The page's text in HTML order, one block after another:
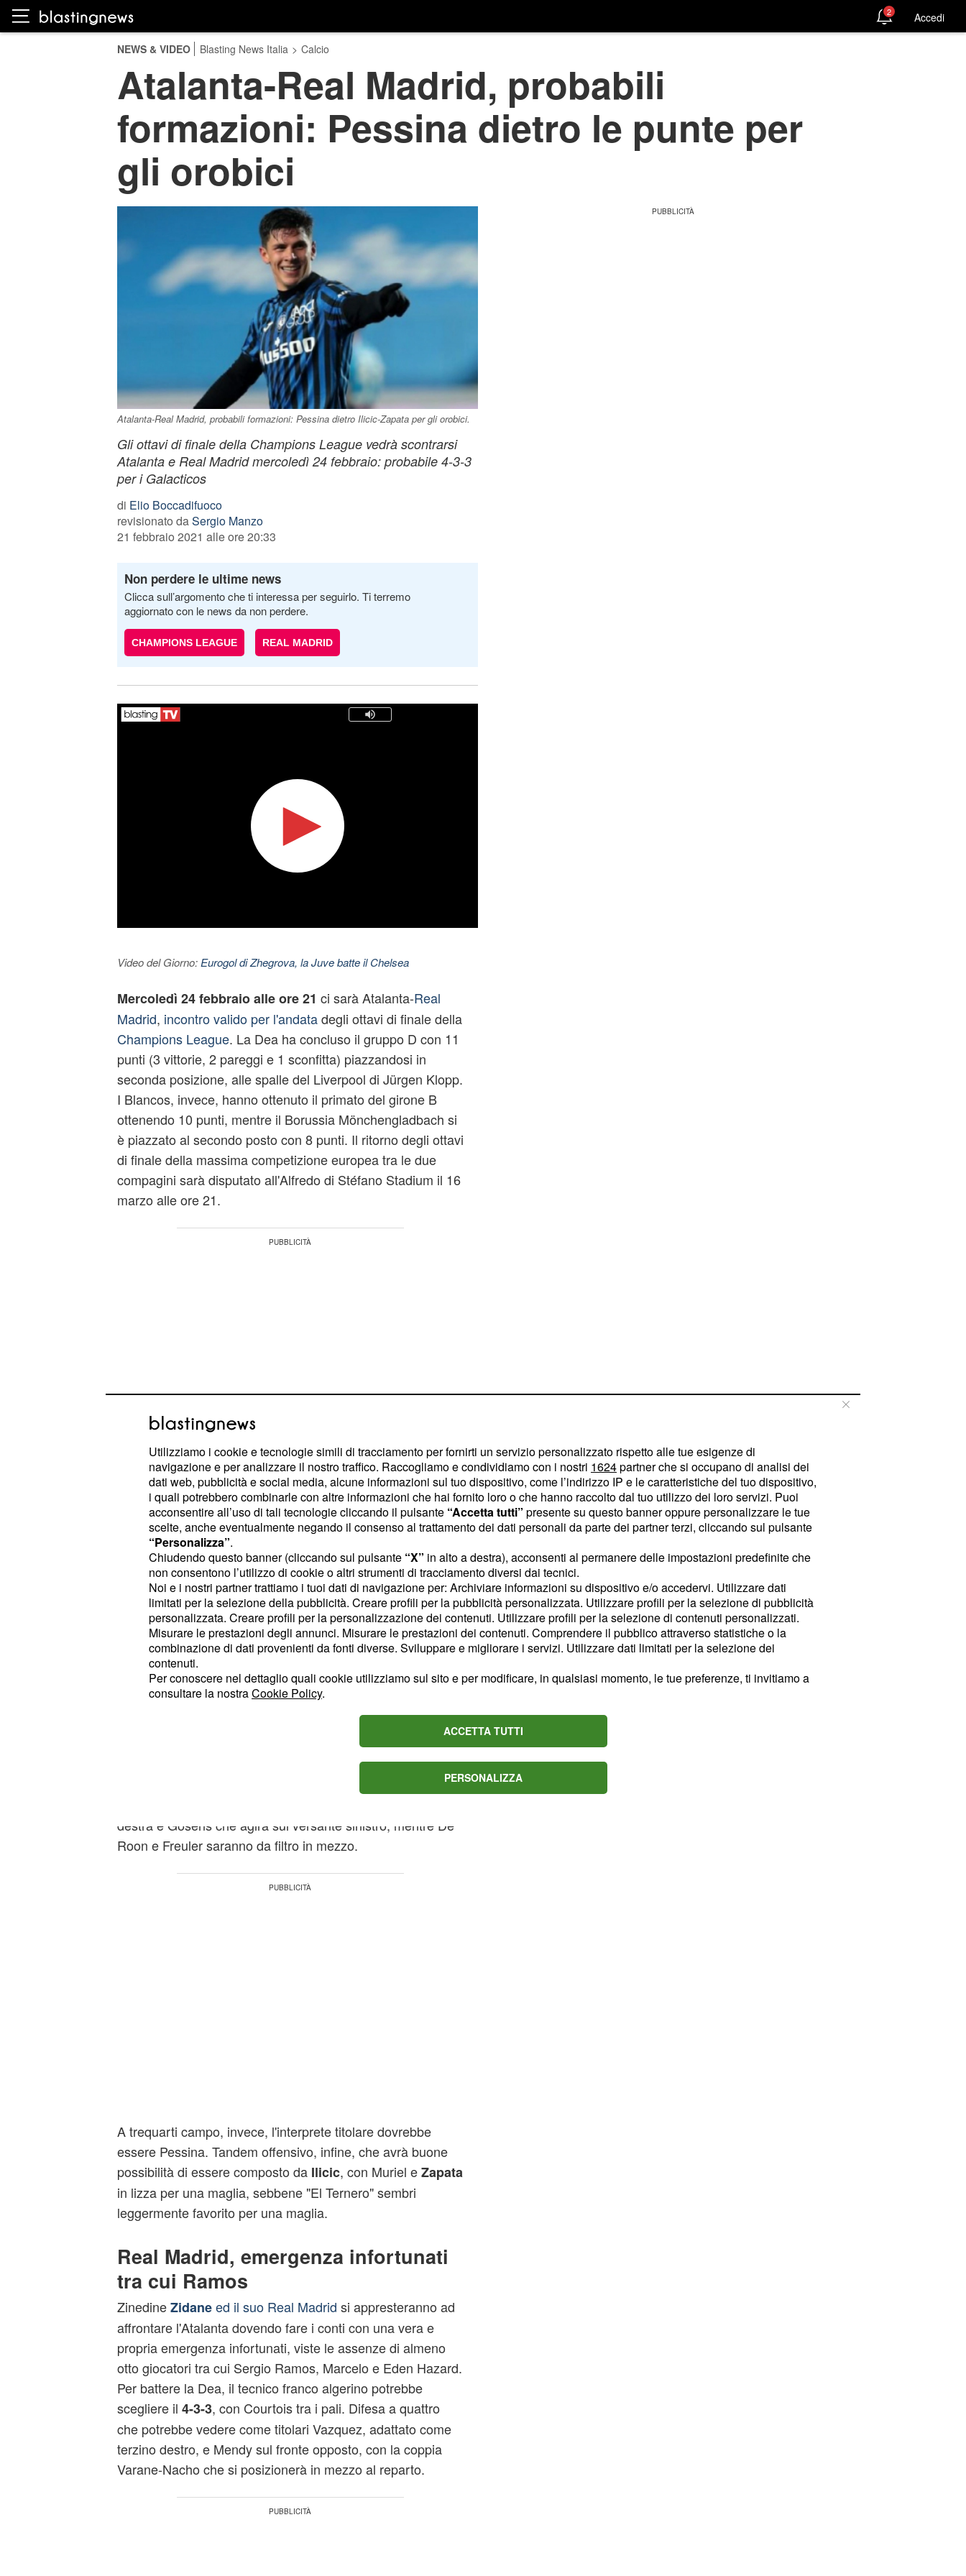
2 Accedi
NEWS & VIDEO Blasting News Italia > Calcio
Atalanta-Real Madrid, probabili
formazioni: Pessina dietro le punte per
gli orobici
Atalanta-Real Madrid, probabili formazioni: Pessina dietro Ilicic-Zapata per gli orobici.
Gli ottavi di finale della Champions League vedrà scontrarsi
Atalanta e Real Madrid mercoledì 24 febbraio: probabile 4-3-3
per i Galacticos
di Elio Boccadifuoco
revisionato daSergio Manzo
21 febbraio 2021 alle ore 20:33
Non perdere le ultime news
Clicca sull’argomento che ti interessa per seguirlo. Ti terremo
aggiornato con le news da non perdere.
CHAMPIONS LEAGUE REAL MADRID
Video del Giorno: Eurogol di Zhegrova, la Juve batte il Chelsea
Mercoledì 24 febbraio alle ore 21 ci sarà Atalanta-Real
Madrid, incontro valido per l'andatadegli ottavi di finale della
Champions League. La Dea ha concluso il gruppo D con 11
punti (3 vittorie, 2 pareggi e 1 sconfitta) piazzandosi in
seconda posizione, alle spalle del Liverpool di Jürgen Klopp.
I Blancos, invece, hanno ottenuto il primato del girone B
ottenendo 10 punti, mentre il Borussia Mönchengladbach si
è piazzato al secondo posto con 8 punti. Il ritorno degli ottavi
di finale della massima competizione europea tra le due
compagini sarà disputato all'Alfredo di Stéfano Stadium il 16
marzo alle ore 21.
La partita sarà visibile suSky Sport(canale 252 del
satellite) eSky Sport Uno(canale 472 e 482 del digitale
terrestre e n° 201 del satellite), nonché in streaming su
NowTveSkyGo.
Atalanta, ballottaggio Zapata-Muriel
in attacco
Gian PieroGasperinie la sua Atalanta non potranno
contare sulle qualità dell'infortunato Hateboer per affrontare
al Gewiss Stadium una tra lemaggiori big europee. Per
tentare il colpaccio, il tecnico degli orobici potrebbe optare
, con Gollini in porta. Terzetto difensivo che
potrebbe essere formato da Toloi, Romero ed uno tra
Palomino e Djimsiti, col difensore argentino classe '90 che
pare avanti nelle gerarchie. Cerniera di centrocampo che,
destra e Gosens che agirà sul versante sinistro, mentre De
Roon e Freuler saranno da filtro in mezzo.
A trequarti campo, invece, l'interprete titolare dovrebbe
essere Pessina. Tandem offensivo, infine, che avrà buone
possibilità di essere composto daIlicic, con Muriel eZapata
in lizza per una maglia, sebbene "El Ternero" sembri
leggermente favorito per una maglia.
Real Madrid, emergenza infortunati
tra cui Ramos
ZinedineZidaneed il suo Real Madrid si appresteranno ad
affrontare l'Atalanta dovendo fare i conti con una vera e
propria emergenza infortunati, viste le assenze di almeno
otto giocatori tra cui Sergio Ramos, Marcelo e Eden Hazard.
Per battere la Dea, il tecnico franco algerino potrebbe
scegliere il 4-3-3, con Courtois tra i pali. Difesa a quattro
che potrebbe vedere come titolari Vazquez, adattato come
terzino destro, e Mendy sul fronte opposto, con la coppia
Varane-Nacho che si posizionerà in mezzo al reparto.
Utilizziamo i cookie e tecnologie simili di tracciamento per fornirti un servizio personalizzato rispetto alle tue esigenze di
navigazione e per analizzare il nostro traffico. Raccogliamo e condividiamo con i nostri 1624partner che si occupano di analisi dei
dati web, pubblicità e social media, alcune informazioni sul tuo dispositivo, come l’indirizzo IP e le caratteristiche del tuo dispositivo,
i quali potrebbero combinarle con altre informazioni che hai fornito loro o che hanno raccolto dal tuo utilizzo dei loro servizi. Puoi
acconsentire all’uso di tali tecnologie cliccando il pulsante “Accetta tutti” presente su questo banner oppure personalizzare le tue
scelte, anche eventualmente negando il consenso al trattamento dei dati personali da parte dei partner terzi, cliccando sul pulsante
“Personalizza”.
Chiudendo questo banner (cliccando sul pulsante “X” in alto a destra), acconsenti al permanere delle impostazioni predefinite che
non consentono l’utilizzo di cookie o altri strumenti di tracciamento diversi dai tecnici.
Noi e i nostri partner trattiamo i tuoi dati di navigazione per: Archiviare informazioni su dispositivo e/o accedervi. Utilizzare dati
limitati per la selezione della pubblicità. Creare profili per la pubblicità personalizzata. Utilizzare profili per la selezione di pubblicità
personalizzata. Creare profili per la personalizzazione dei contenuti. Utilizzare profili per la selezione di contenuti personalizzati.
Misurare le prestazioni degli annunci. Misurare le prestazioni dei contenuti. Comprendere il pubblico attraverso statistiche o la
combinazione di dati provenienti da fonti diverse. Sviluppare e migliorare i servizi. Utilizzare dati limitati per la selezione dei
contenuti.
Per conoscere nel dettaglio quali cookie utilizziamo sul sito e per modificare, in qualsiasi momento, le tue preferenze, ti invitiamo a
consultare la nostraCookie Policy.
ACCETTA TUTTI
PERSONALIZZA